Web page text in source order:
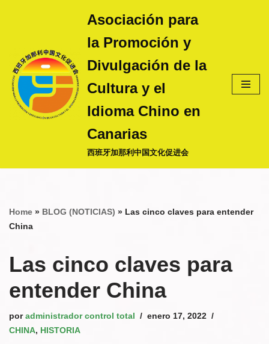
contenido
Asociación para
la Promoción y
Divulgación de la
Cultura y el
Idioma Chino en
Canarias
西班牙加那利中国文化促进会
Home » BLOG (NOTICIAS) » Las cinco claves para entender
China
Las cinco claves para
entender China
por administrador control total
enero 17, 2022
CHINA, HISTORIA